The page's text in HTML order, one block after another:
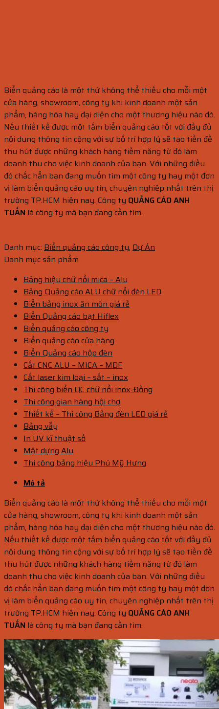
Biển quảng cáo là một thứ không thể thiếu cho mỗi một
cửa hàng, showroom, công ty khi kinh doanh một sản
phẩm, hàng hóa hay đại diện cho một thương hiệu nào đó.
Nếu thiết kế được một tấm biển quảng cáo tốt với đầy đủ
nội dung thông tin cộng với sự bố trí hợp lý sẽ tạo tiền đề
thu hút được những khách hàng tiềm năng từ đó làm
doanh thu cho việc kinh doanh của bạn. Với những điều
đó chắc hẳn bạn đang muốn tìm một công ty hay một đơn
vị làm biển quảng cáo uy tín, chuyên nghiệp nhất trên thị
trường TP.HCM hiện nay. Công ty QUẢNG CÁO ANH
TUẤN là công ty mà bạn đang cần tìm.
Danh mục: Biển quảng cáo công ty, Dự Án
Danh mục sản phẩm
Bảng hiệu chữ nổi mica – Alu
Bảng Quảng cáo ALU chữ nổi đèn LED
Biển bảng inox ăn mòn giá rẻ
Biển Quảng cáo bạt Hiflex
Biển quảng cáo công ty
Biển quảng cáo cửa hàng
Biển Quảng cáo hộp đèn
Cắt CNC ALU – MICA – MDF
Cắt laser kim loại – sắt – inox
Thi công biển QC chữ nổi inox-Đồng
Thi công gian hàng hội chợ
Thiết kế – Thi công Bảng đèn LED giá rẻ
Bảng vẫy
In UV kĩ thuật số
Mặt dựng Alu
Thi công bảng hiệu Phú Mỹ Hưng
Mô tả
Biển quảng cáo là một thứ không thể thiếu cho mỗi một
cửa hàng, showroom, công ty khi kinh doanh một sản
phẩm, hàng hóa hay đại diện cho một thương hiệu nào đó.
Nếu thiết kế được một tấm biển quảng cáo tốt với đầy đủ
nội dung thông tin cộng với sự bố trí hợp lý sẽ tạo tiền đề
thu hút được những khách hàng tiềm năng từ đó làm
doanh thu cho việc kinh doanh của bạn. Với những điều
đó chắc hẳn bạn đang muốn tìm một công ty hay một đơn
vị làm biển quảng cáo uy tín, chuyên nghiệp nhất trên thị
trường TP.HCM hiện nay. Công ty QUẢNG CÁO ANH
TUẤN là công ty mà bạn đang cần tìm.